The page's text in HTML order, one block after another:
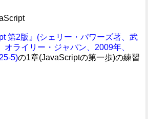
第2版』(シェリー・パワーズ著、武
ライリー・ジャパン、2009年、
5)の1章(JavaScriptの第一歩)の練習